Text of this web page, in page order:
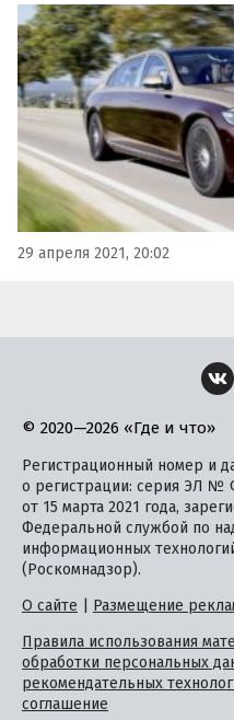
четырехлитровой 503-
S 680 с шестилитровым
19 990 000 и…
29 апреля 2021, 20:02
© 2020—2026 «Где и что»
Регистрационный номер и
о регистрации: серия ЭЛ №
от 15 марта 2021 года,
Федеральной службой по
информационных
(Роскомнадзор).
О сайте
Размещение
Правила использования
обработки персональных
рекомендательных
соглашение